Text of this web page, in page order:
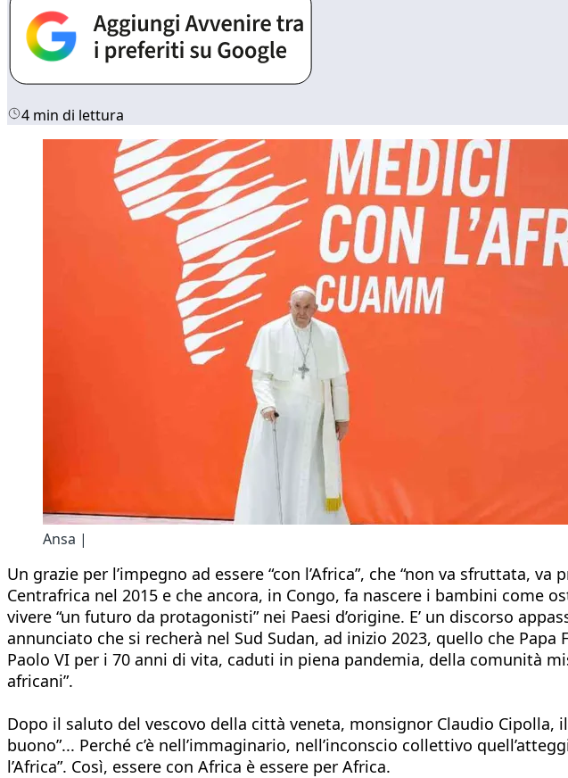
4 min di lettura
Ansa |
Un grazie per l’impegno ad essere “con l’Africa”, che “non va sfruttata,
Centrafrica nel 2015 e che ancora, in Congo, fa nascere i bambini come
vivere “un futuro da protagonisti” nei Paesi d’origine. E’ un discorso
annunciato che si recherà nel Sud Sudan, ad inizio 2023, quello che
Paolo VI per i 70 anni di vita, caduti in piena pandemia, della comunità
africani”.
Dopo il saluto del vescovo della città veneta, monsignor Claudio Cipolla,
buono”... Perché c’è nell’immaginario, nell’inconscio collettivo
l’Africa”. Così, essere con Africa è essere per Africa.